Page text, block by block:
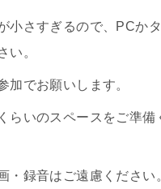
小さすぎるので、PCか
い。
加でお願いします。
らいのスペースをご準備
・録音はご遠慮ください